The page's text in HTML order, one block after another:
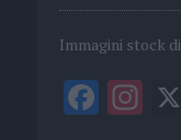
Immagini stock di